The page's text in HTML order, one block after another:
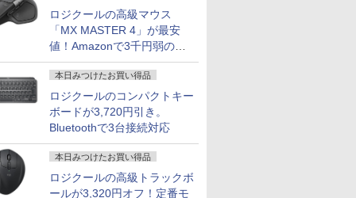
ロジクールの高級マウス
「MX MASTER 4」が最安
値！Amazonで3千円弱の割
引
本日みつけたお買い得品
ロジクールのコンパクトキー
ボードが3,720円引き。
Bluetoothで3台接続対応
本日みつけたお買い得品
ロジクールの高級トラックボ
ールが3,320円オフ！定番モ